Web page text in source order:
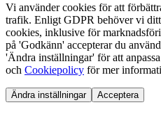
Vi använder cookies för att
trafik. Enligt GDPR behöver vi
cookies, inklusive för
på 'Godkänn' accepterar du
'Ändra inställningar' för att
och Cookiepolicy för mer
Ändra inställningar Acceptera